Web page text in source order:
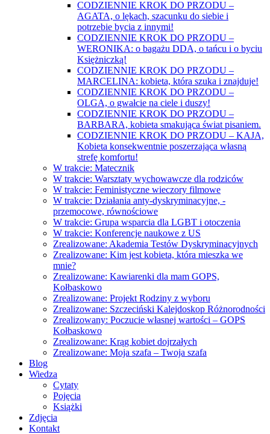
CODZIENNIE KROK DO PRZODU –
AGATA, o lękach, szacunku do siebie i
potrzebie bycia z innymi!
CODZIENNIE KROK DO PRZODU –
WERONIKA: o bagażu DDA, o tańcu i o byciu
Księżniczką!
CODZIENNIE KROK DO PRZODU –
MARCELINA: kobieta, która szuka i znajduje!
CODZIENNIE KROK DO PRZODU –
OLGA, o gwałcie na ciele i duszy!
CODZIENNIE KROK DO PRZODU –
BARBARA, kobieta smakująca świat pisaniem.
CODZIENNIE KROK DO PRZODU – KAJA,
Kobieta konsekwentnie poszerzająca własną
strefę komfortu!
W trakcie: Matecznik
W trakcie: Warsztaty wychowawcze dla rodziców
W trakcie: Feministyczne wieczory filmowe
W trakcie: Działania anty-dyskryminacyjne, -
przemocowe, równościowe
W trakcie: Grupa wsparcia dla LGBT i otoczenia
W trakcie: Konferencje naukowe z US
Zrealizowane: Akademia Testów Dyskryminacyjnych
Zrealizowane: Kim jest kobieta, która mieszka we
mnie?
Zrealizowane: Kawiarenki dla mam GOPS,
Kołbaskowo
Zrealizowane: Projekt Rodziny z wyboru
Zrealizowane: Szczeciński Kalejdoskop Różnorodności
Zrealizowany: Poczucie własnej wartości – GOPS
Kołbaskowo
Zrealizowane: Krąg kobiet dojrzałych
Zrealizowane: Moja szafa – Twoja szafa
Blog
Wiedza
Cytaty
Pojęcia
Książki
Zdjęcia
Kontakt